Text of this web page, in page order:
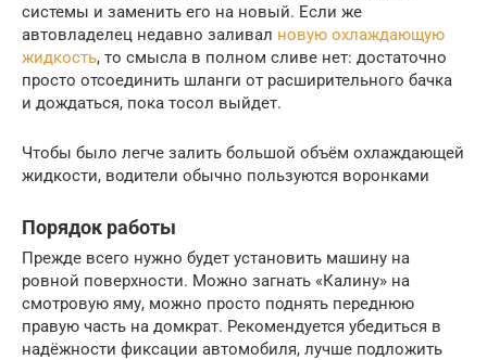
системы и заменить его на новый. Если же
автовладелец недавно заливал новую охлаждающую
жидкость, то смысла в полном сливе нет: достаточно
просто отсоединить шланги от расширительного бачка
и дождаться, пока тосол выйдет.
Чтобы было легче залить большой объём охлаждающей
жидкости, водители обычно пользуются воронками
Порядок работы
Прежде всего нужно будет установить машину на
ровной поверхности. Можно загнать «Калину» на
смотровую яму, можно просто поднять переднюю
правую часть на домкрат. Рекомендуется убедиться в
надёжности фиксации автомобиля, лучше подложить